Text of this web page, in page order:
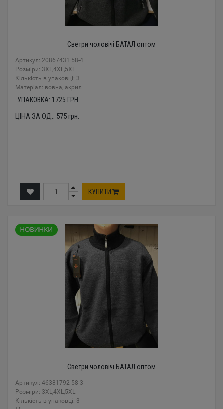
Светри чоловічі БАТАЛ оптом
Артикул: 20867431 58-4
Розміри: 3XL,4XL,5XL
Кількість в упаковці: 3
Mатеріал: вовна, акрил
УПАКОВКА: 1725 ГРН.
ЦІНА ЗА ОД.: 575грн.
КУПИТИ
Светри чоловічі БАТАЛ оптом
Артикул: 46381792 58-3
Розміри: 3XL,4XL,5XL
Кількість в упаковці: 3